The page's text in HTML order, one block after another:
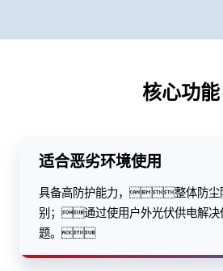
核心功能
适合恶劣环境使用
具备高防护能力，整体防尘
别；通过使用户外光伏供电解决
题。